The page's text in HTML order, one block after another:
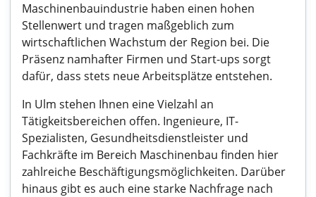
Maschinenbauindustrie haben einen hohen
Stellenwert und tragen maßgeblich zum
wirtschaftlichen Wachstum der Region bei. Die
Präsenz namhafter Firmen und Start-ups sorgt
dafür, dass stets neue Arbeitsplätze entstehen.
In Ulm stehen Ihnen eine Vielzahl an
Tätigkeitsbereichen offen. Ingenieure, IT-
Spezialisten, Gesundheitsdienstleister und
Fachkräfte im Bereich Maschinenbau finden hier
zahlreiche Beschäftigungsmöglichkeiten. Darüber
hinaus gibt es auch eine starke Nachfrage nach